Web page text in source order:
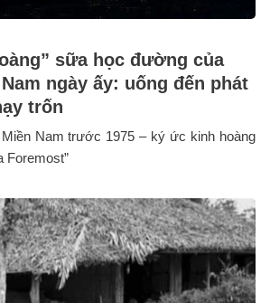
sữa học đường của
ngày ấy: uống đến phát
trốn
Nam trước 1975 – ký ức kinh hoàng
Foremost”